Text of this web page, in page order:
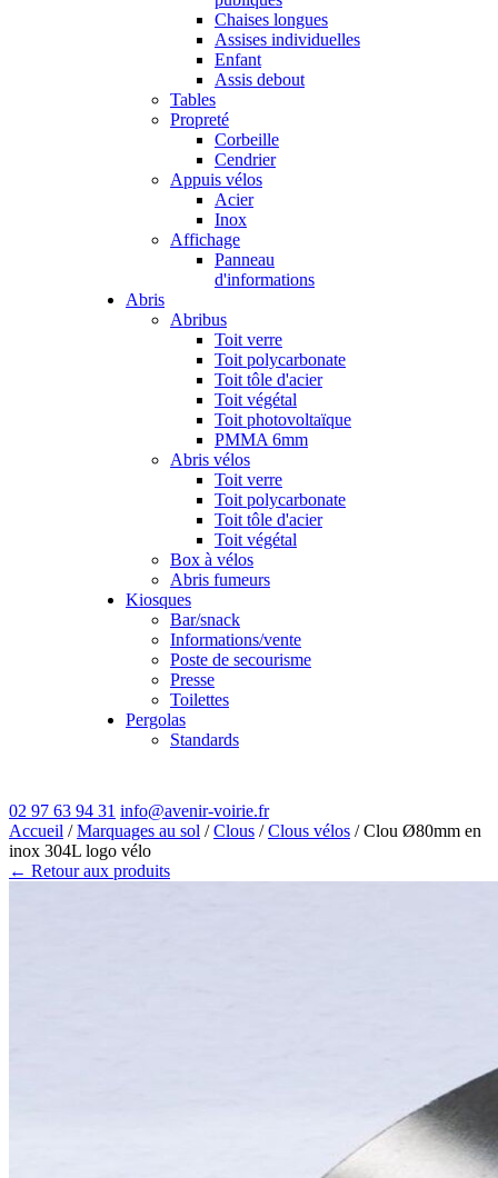
Chaises longues
Assises individuelles
Enfant
Assis debout
Tables
Propreté
Corbeille
Cendrier
Appuis vélos
Acier
Inox
Affichage
Panneau
d'informations
Abris
Abribus
Toit verre
Toit polycarbonate
Toit tôle d'acier
Toit végétal
Toit photovoltaïque
PMMA 6mm
Abris vélos
Toit verre
Toit polycarbonate
Toit tôle d'acier
Toit végétal
Box à vélos
Abris fumeurs
Kiosques
Bar/snack
Informations/vente
Poste de secourisme
Presse
Toilettes
Pergolas
Standards
02 97 63 94 31 info@avenir-voirie.fr
Accueil /Marquages au sol /Clous /Clous vélos / Clou Ø80mm en
inox 304L logo vélo
← Retour aux produits